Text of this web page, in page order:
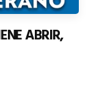
ABRIR,